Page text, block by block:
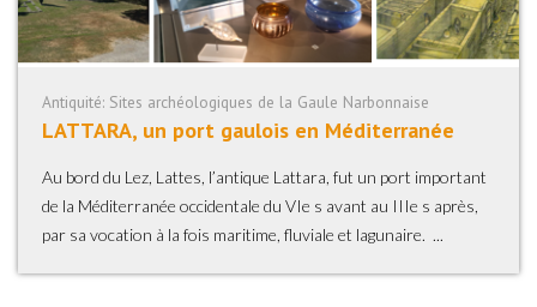
Antiquité: Sites archéologiques de la Gaule Narbonnaise
LATTARA, un port gaulois en Méditerranée
Au bord du Lez, Lattes, l’antique Lattara, fut un port important
de la Méditerranée occidentale du VIe s avant au IIIe s après,
par sa vocation à la fois maritime, fluviale et lagunaire. ...